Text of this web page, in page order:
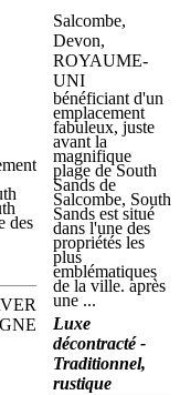
et
des
de
ses
Salcombe,
Devon,
ROYAUME-
UNI
bénéficiant d'un
emplacement
fabuleux, juste
avant la
magnifique
plage de South
Sands de
Salcombe, South
Sands est situé
dans l'une des
propriétés les
plus
emblématiques
de la ville. après
une ...
Luxe
décontracté -
Traditionnel,
rustique